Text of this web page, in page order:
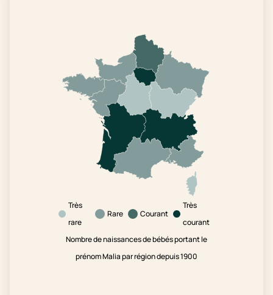
Très
rare
Rare Courant
Très
courant
Nombre de naissances de bébés portant le
prénom Malia par région depuis 1900